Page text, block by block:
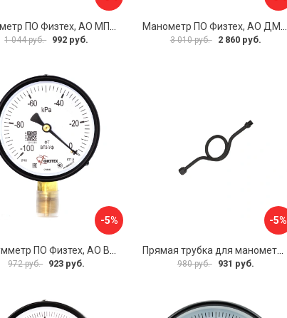
1 044 руб. 992 руб. 3 010 руб. 2 860 руб.
-5%
Вакуумметр ПО Физтех, АО ВП3-Уф 4687205178022
972 руб. 923 руб.
-5%
Прямая трубка для манометра ЭКО-М ТМП-G1/2F-G1/2M
980 руб. 931 руб.